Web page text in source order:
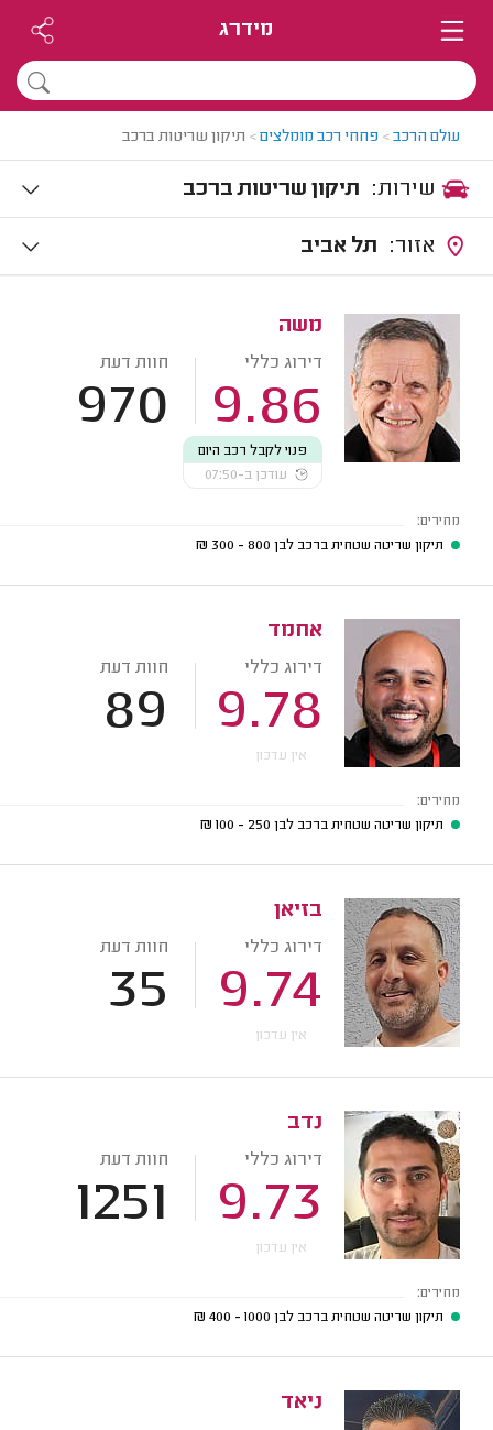
מידרג
עולם הרכב> פחחי רכב מומלצים> תיקון שריטות ברכב
תיקון שריטות ברכב
תל אביב
משה
דירוג כללי
9.86
חוות דעת
970
פנוי לקבל רכב היום
עודכן ב-07:50
מחירים:
תיקון שריטה שטחית ברכב לבן 800 - 300
₪
אחמד
דירוג כללי
9.78
חוות דעת
89
אין עדכון
מחירים:
תיקון שריטה שטחית ברכב לבן 250 - 100
₪
בזיאן
דירוג כללי
9.74
חוות דעת
35
אין עדכון
נדב
דירוג כללי
9.73
חוות דעת
1251
אין עדכון
מחירים:
תיקון שריטה שטחית ברכב לבן 1000 - 400
₪
ניאד